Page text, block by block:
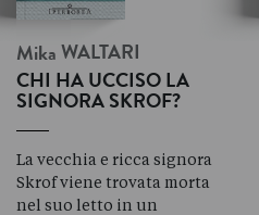
Mika WALTARI
CHI HA UCCISO LA
SIGNORA SKROF?
La vecchia e ricca signora
Skrof viene trovata morta
nel suo letto in un